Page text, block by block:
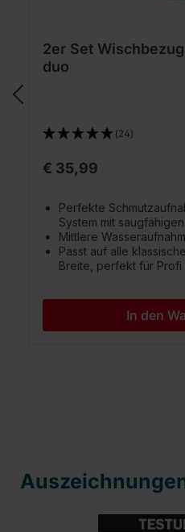
2er Set
duo
(24)
€ 35,99
Perfekte
System mit
Mittlere
Passt auf alle
Breite, perfekt für Profi
In den